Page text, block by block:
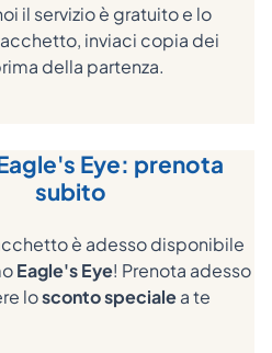
il servizio è gratuito e lo
inviaci copia dei
della partenza.
Eye: prenota
subito
è adesso disponibile
Eagle's Eye! Prenota adesso
losconto specialea te